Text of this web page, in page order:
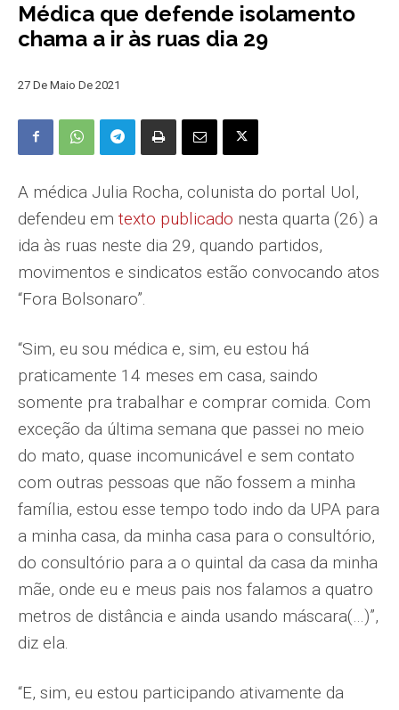
Médica que defende isolamento
chama a ir às ruas dia 29
27 De Maio De 2021
A médica Julia Rocha, colunista do portal Uol,
defendeu em texto publicado nesta quarta (26) a
ida às ruas neste dia 29, quando partidos,
movimentos e sindicatos estão convocando atos
“Fora Bolsonaro”.
“Sim, eu sou médica e, sim, eu estou há
praticamente 14 meses em casa, saindo
somente pra trabalhar e comprar comida. Com
exceção da última semana que passei no meio
do mato, quase incomunicável e sem contato
com outras pessoas que não fossem a minha
família, estou esse tempo todo indo da UPA para
a minha casa, da minha casa para o consultório,
do consultório para a o quintal da casa da minha
mãe, onde eu e meus pais nos falamos a quatro
metros de distância e ainda usando máscara(…)”,
diz ela.
“E, sim, eu estou participando ativamente da